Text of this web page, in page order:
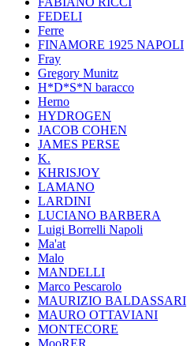
FEDELI
Ferre
FINAMORE 1925 NAPOLI
Fray
Gregory Munitz
H*D*S*N baracco
Herno
HYDROGEN
JACOB COHEN
JAMES PERSE
K.
KHRISJOY
LAMANO
LARDINI
LUCIANO BARBERA
Luigi Borrelli Napoli
Ma'at
Malo
MANDELLI
Marco Pescarolo
MAURIZIO BALDASSARI
MAURO OTTAVIANI
MONTECORE
MooRER